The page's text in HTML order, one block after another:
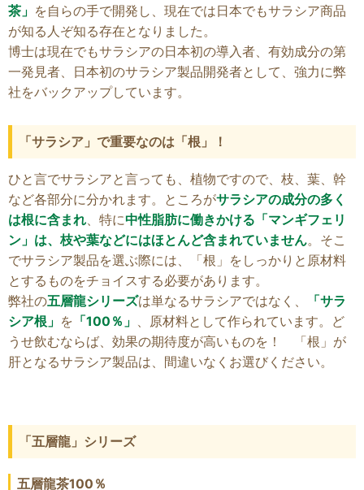
茶」 を自らの手で開発し、現在では日本でもサラシア商品
が知る人ぞ知る存在となりました。
博士は現在でもサラシアの日本初の導入者、有効成分の第
一発見者、日本初のサラシア製品開発者として、強力に弊
社をバックアップしています。
「サラシア」で重要なのは「根」！
ひと言でサラシアと言っても、植物ですので、枝、葉、幹
など各部分に分かれます。ところがサラシアの成分の多く
は根に含まれ 、特に中性脂肪に働きかける「マンギフェリ
ン」は、枝や葉などにはほとんど含まれていません。そこ
でサラシア製品を選ぶ際には、「根」をしっかりと原材料
とするものをチョイスする必要があります。
弊社の五層龍シリーズは単なるサラシアではなく、
「サラ
シア根」 を 「100％」
、原材料として作られています。ど
うせ飲むならば、効果の期待度が高いものを！ 「根」が
肝となるサラシア製品は、間違いなくお選びください。
「五層龍」シリーズ
五層龍茶100％